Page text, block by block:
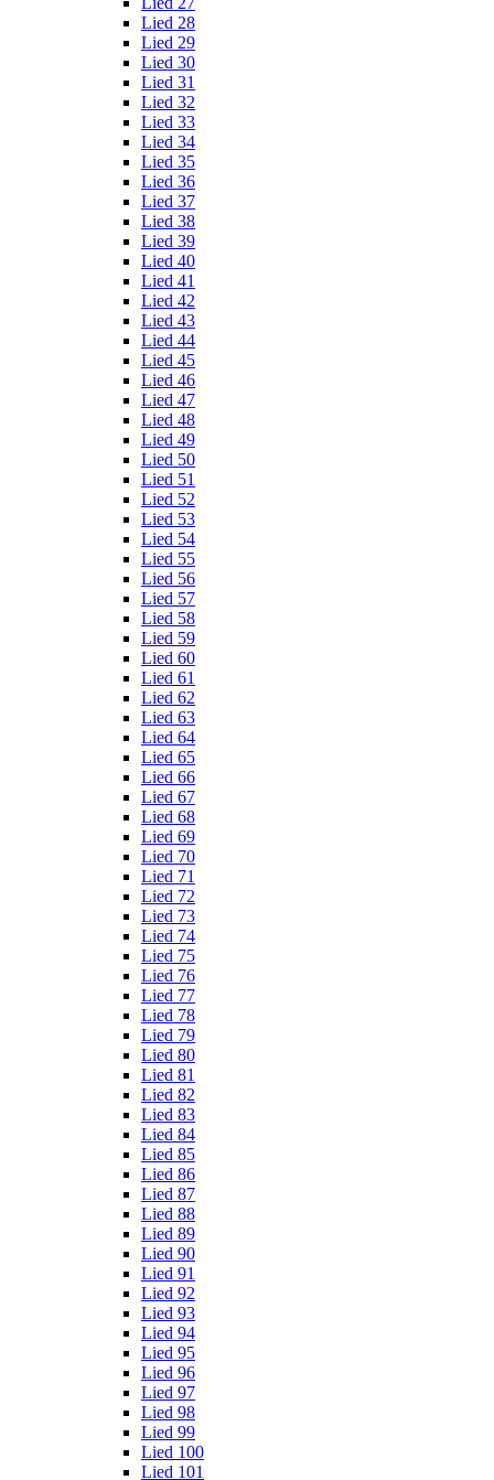
Lied 28
Lied 29
Lied 30
Lied 31
Lied 32
Lied 33
Lied 34
Lied 35
Lied 36
Lied 37
Lied 38
Lied 39
Lied 40
Lied 41
Lied 42
Lied 43
Lied 44
Lied 45
Lied 46
Lied 47
Lied 48
Lied 49
Lied 50
Lied 51
Lied 52
Lied 53
Lied 54
Lied 55
Lied 56
Lied 57
Lied 58
Lied 59
Lied 60
Lied 61
Lied 62
Lied 63
Lied 64
Lied 65
Lied 66
Lied 67
Lied 68
Lied 69
Lied 70
Lied 71
Lied 72
Lied 73
Lied 74
Lied 75
Lied 76
Lied 77
Lied 78
Lied 79
Lied 80
Lied 81
Lied 82
Lied 83
Lied 84
Lied 85
Lied 86
Lied 87
Lied 88
Lied 89
Lied 90
Lied 91
Lied 92
Lied 93
Lied 94
Lied 95
Lied 96
Lied 97
Lied 98
Lied 99
Lied 100
Lied 101